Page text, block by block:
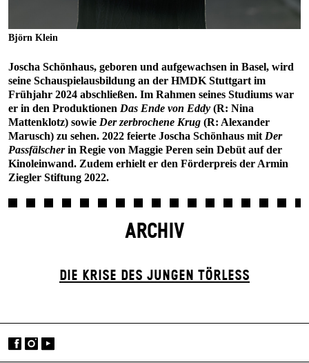
Björn Klein
Joscha Schönhaus, geboren und aufgewachsen in Basel, wird
seine Schauspielausbildung an der HMDK Stuttgart im
Frühjahr 2024 abschließen. Im Rahmen seines Studiums war
er in den Produktionen Das Ende von Eddy (R: Nina
Mattenklotz) sowie Der zerbrochene Krug (R: Alexander
Marusch) zu sehen. 2022 feierte Joscha Schönhaus mit Der
Passfälscherin Regie von Maggie Peren sein Debüt auf der
Kinoleinwand. Zudem erhielt er den Förderpreis der Armin
Ziegler Stiftung 2022.
ARCHIV
DIE KRISE DES JUNGEN TÖRLESS